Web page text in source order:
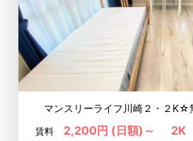
マンスリーライフ川崎２・２
賃料 2,200円 (日額)～ 2K